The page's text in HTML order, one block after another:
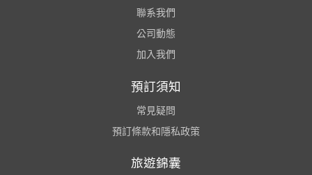
聯系我們
公司動態
加入我們
預訂須知
常見疑問
預訂條款和隱私政策
旅遊錦囊